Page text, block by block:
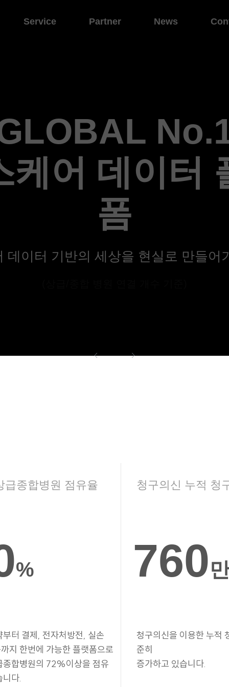
Service Partner News
케어 데이터
폼
데이터 기반의 세상을 현실로 만들어
급종합병원 점유율
%
부터 결제, 전자처방전, 실손
지 한번에 가능한 플랫폼으로
종합병원의 72%이상을 점유
니다.
청구의신 누적 청
760
청구의신을 이용한 누적
준히
증가하고 있습니다.